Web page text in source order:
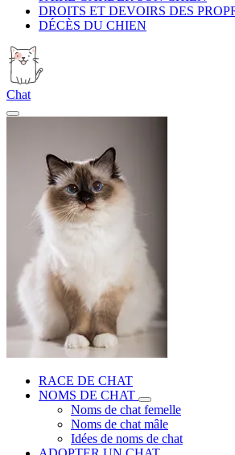
DROITS ET DEVOIRS DES
DÉCÈS DU CHIEN
Chat
RACE DE CHAT
NOMS DE CHAT
Noms de chat femelle
Noms de chat mâle
Idées de noms de chat